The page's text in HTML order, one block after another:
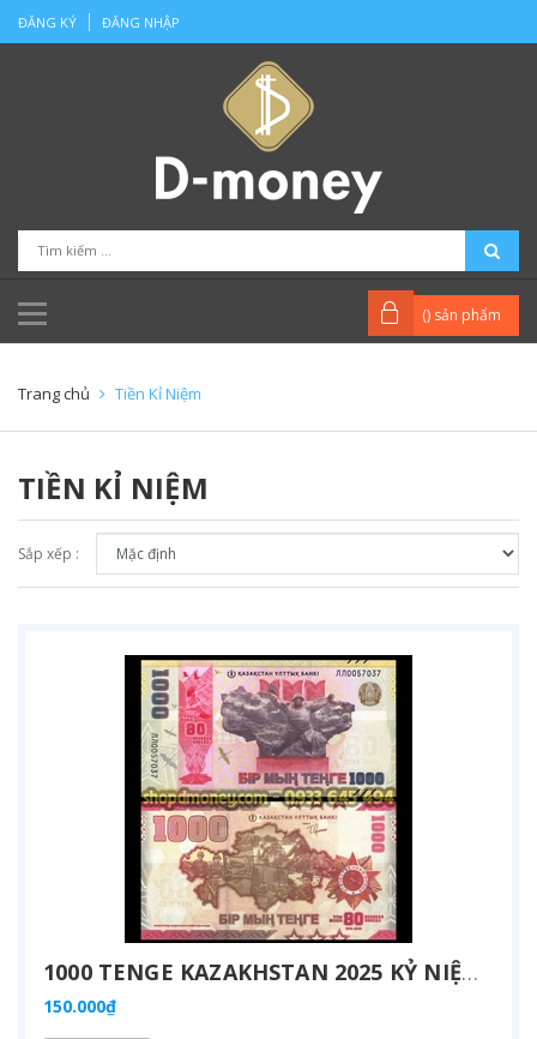
ĐĂNG KÝ ĐĂNG NHẬP
() sản phẩm
Trang chủ Tiền Kỉ Niệm
TIỀN KỈ NIỆM
Sắp xếp :
1000 TENGE KAZAKHSTAN 2025 KỶ NIỆM 80 NĂM CHIẾN THẮNG THẾ CHIẾN II
150.000₫